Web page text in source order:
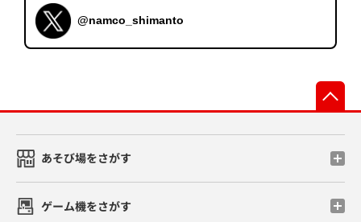
@namco_shimanto
あそび場をさがす
ゲーム機をさがす